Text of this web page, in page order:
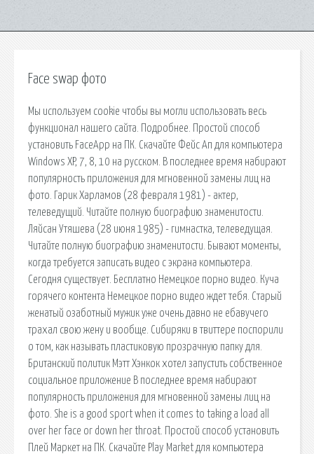
Face swap фото
Мы используем cookie чтобы вы могли использовать весь
функционал нашего сайта. Подробнее. Простой способ
установить FaceApp на ПК. Скачайте Фейс Ап для компьютера
Windows XP, 7, 8, 10 на русском. В последнее время набирают
популярность приложения для мгновенной замены лиц на
фото. Гарик Харламов (28 февраля 1981) - актер,
телеведущий. Читайте полную биографию знаменитости.
Ляйсан Утяшева (28 июня 1985) - гимнастка, телеведущая.
Читайте полную биографию знаменитости. Бывают моменты,
когда требуется записать видео с экрана компьютера.
Сегодня существует. Бесплатно Немецкое порно видео. Куча
горячего контента Немецкое порно видео ждет тебя. Старый
женатый озаботный мужик уже очень давно не ебавучего
трахал свою жену и вообще. Сибиряки в твиттере поспорили
о том, как называть пластиковую прозрачную папку для.
Британский политик Мэтт Хэнкок хотел запустить собственное
социальное приложение В последнее время набирают
популярность приложения для мгновенной замены лиц на
фото. She is a good sport when it comes to taking a load all
over her face or down her throat. Простой способ установить
Плей Маркет на ПК. Скачайте Play Market для компьютера